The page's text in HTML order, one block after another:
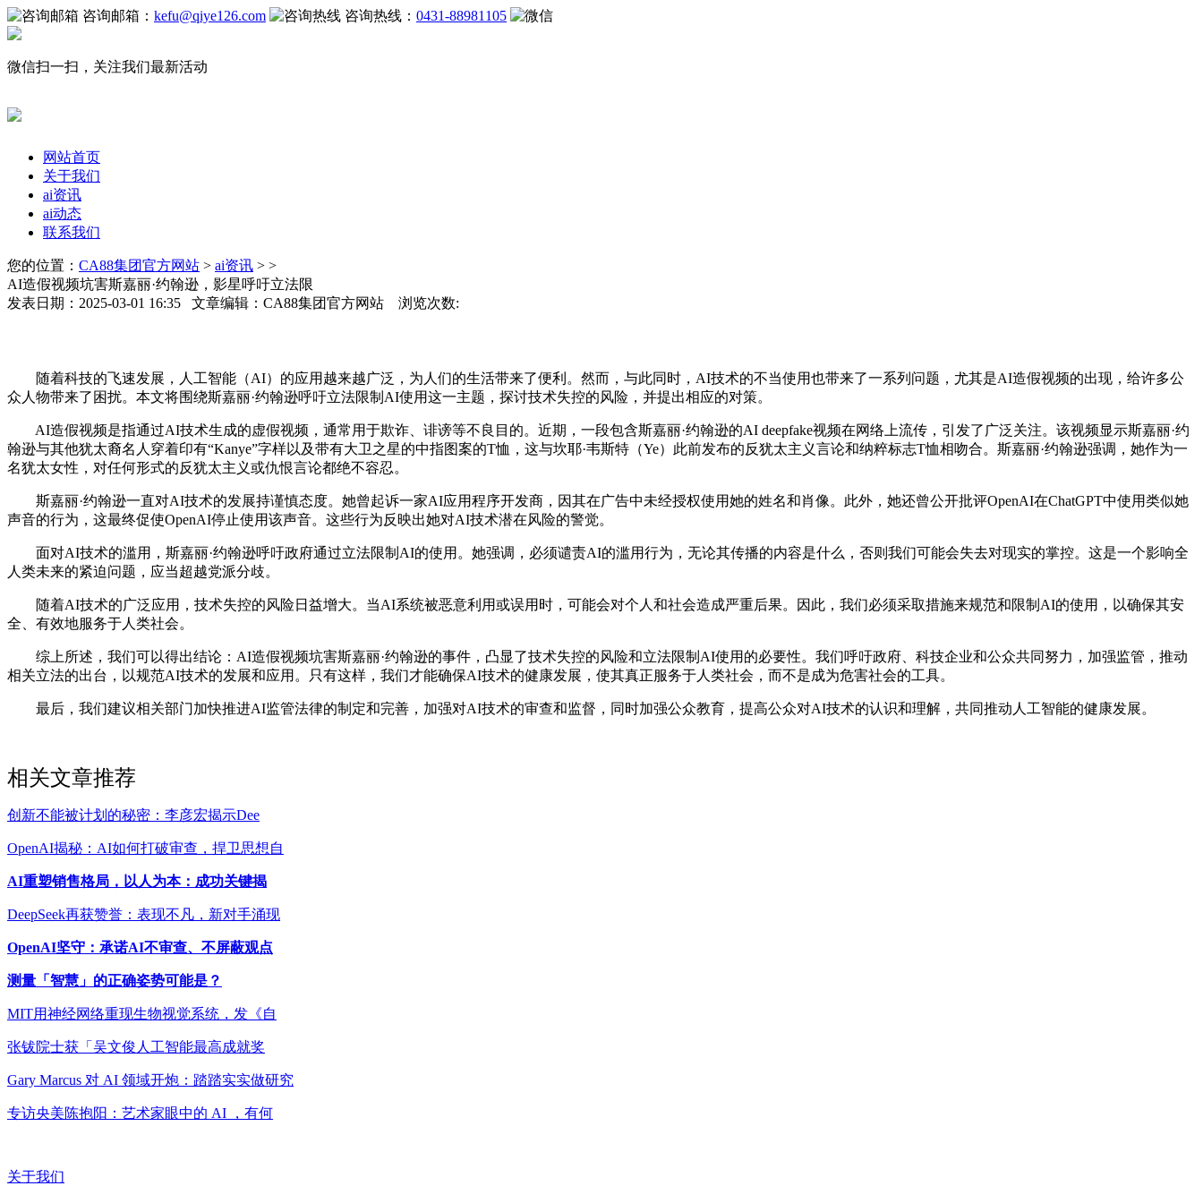
咨询邮箱： kefu@qiye126.com 咨询热线： 0431-88981105
微信扫一扫，关注我们最新活动
网站首页
关于我们
ai资讯
ai动态
联系我们
您的位置： CA88集团官方网站 > ai资讯 > >
AI造假视频坑害斯嘉丽·约翰逊，影星呼吁立法限
发表日期：2025-03-01 16:35 文章编辑：CA88集团官方网站 浏览次数:
随着科技的飞速发展，人工智能（AI）的应用越来越广泛，为人们的生活带来了便利。然而，与此同时，AI技术的不当使用也带来了一系列问题，尤其是AI造假视频的出现，给许多公
众人物带来了困扰。本文将围绕斯嘉丽·约翰逊呼吁立法限制AI使用这一主题，探讨技术失控的风险，并提出相应的对策。
AI造假视频是指通过AI技术生成的虚假视频，通常用于欺诈、诽谤等不良目的。近期，一段包含斯嘉丽·约翰逊的AI deepfake视频在网络上流传，引发了广泛关注。该视频显示斯嘉丽·约
翰逊与其他犹太裔名人穿着印有“Kanye”字样以及带有大卫之星的中指图案的T恤，这与坎耶·韦斯特（Ye）此前发布的反犹太主义言论和纳粹标志T恤相吻合。斯嘉丽·约翰逊强调，她作为一
名犹太女性，对任何形式的反犹太主义或仇恨言论都绝不容忍。
斯嘉丽·约翰逊一直对AI技术的发展持谨慎态度。她曾起诉一家AI应用程序开发商，因其在广告中未经授权使用她的姓名和肖像。此外，她还曾公开批评OpenAI在ChatGPT中使用类似她
声音的行为，这最终促使OpenAI停止使用该声音。这些行为反映出她对AI技术潜在风险的警觉。
面对AI技术的滥用，斯嘉丽·约翰逊呼吁政府通过立法限制AI的使用。她强调，必须谴责AI的滥用行为，无论其传播的内容是什么，否则我们可能会失去对现实的掌控。这是一个影响全
人类未来的紧迫问题，应当超越党派分歧。
随着AI技术的广泛应用，技术失控的风险日益增大。当AI系统被恶意利用或误用时，可能会对个人和社会造成严重后果。因此，我们必须采取措施来规范和限制AI的使用，以确保其安
全、有效地服务于人类社会。
综上所述，我们可以得出结论：AI造假视频坑害斯嘉丽·约翰逊的事件，凸显了技术失控的风险和立法限制AI使用的必要性。我们呼吁政府、科技企业和公众共同努力，加强监管，推动
相关立法的出台，以规范AI技术的发展和应用。只有这样，我们才能确保AI技术的健康发展，使其真正服务于人类社会，而不是成为危害社会的工具。
最后，我们建议相关部门加快推进AI监管法律的制定和完善，加强对AI技术的审查和监督，同时加强公众教育，提高公众对AI技术的认识和理解，共同推动人工智能的健康发展。
相关文章推荐
创新不能被计划的秘密：李彦宏揭示Dee
OpenAI揭秘：AI如何打破审查，捍卫思想自
AI重塑销售格局，以人为本：成功关键揭
DeepSeek再获赞誉：表现不凡，新对手涌现
OpenAI坚守：承诺AI不审查、不屏蔽观点
测量「智慧」的正确姿势可能是？
MIT用神经网络重现生物视觉系统，发《自
张钹院士获「吴文俊人工智能最高成就奖
Gary Marcus 对 AI 领域开炮：踏踏实实做研究
专访央美陈抱阳：艺术家眼中的 AI ，有何
关于我们